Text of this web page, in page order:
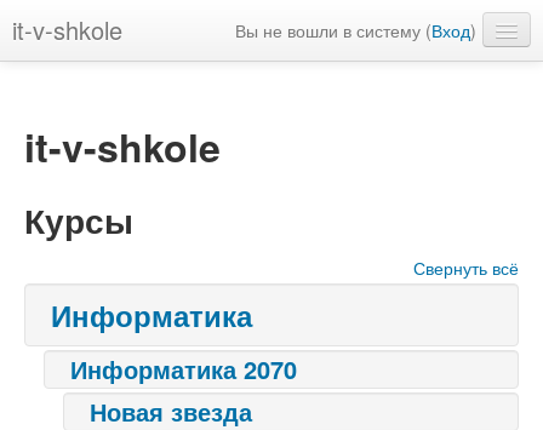
it-v-shkole Вы не вошли в систему (Вход)
it-v-shkole
Курсы
Свернуть всё
Информатика
Информатика 2070
Новая звезда